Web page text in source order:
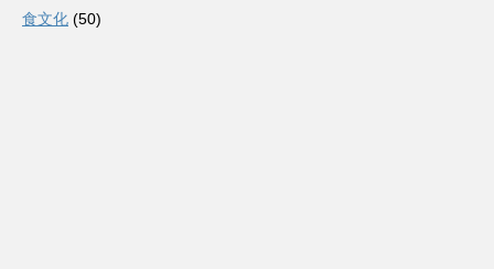
食文化 (50)